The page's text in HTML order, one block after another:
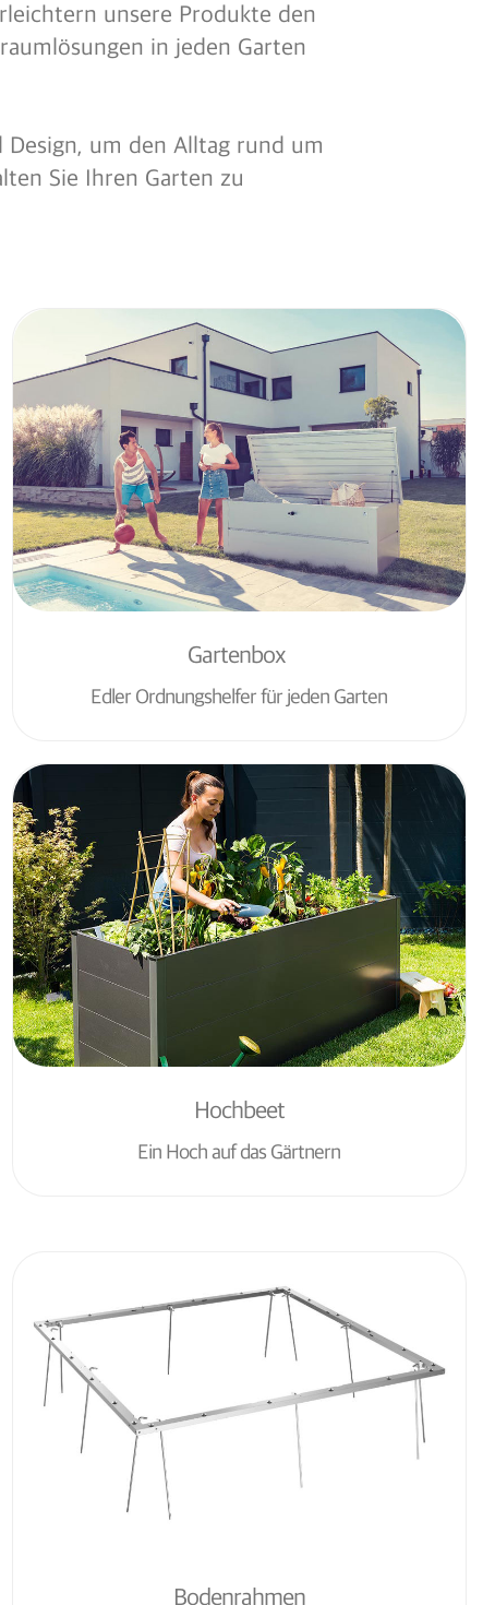
unsere Produkte den
in jeden Garten
um den Alltag rund um
Sie Ihren Garten zu
Gartenbox
Edler Ordnungshelfer für jeden Garten
Hochbeet
Ein Hoch auf das Gärtnern